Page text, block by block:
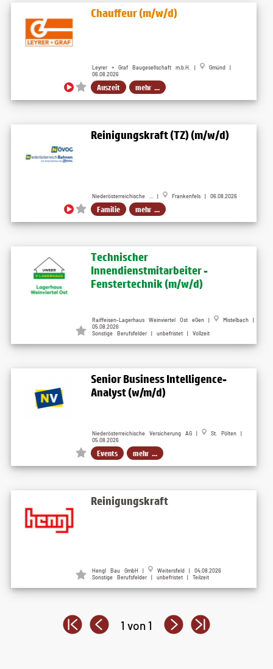
Chauffeur (m/w/d)
Leyrer + Graf Baugesellschaft m.b.H. |
Gmünd |
06.08.2026
Auszeit mehr ...
Reinigungskraft (TZ) (m/w/d)
Niederösterreichische ... | Frankenfels | 06.08.2026
Familie mehr ...
Technischer
Innendienstmitarbeiter -
Fenstertechnik (m/w/d)
Raiffeisen-Lagerhaus Weinviertel Ost eGen |
Mistelbach |
05.08.2026
Sonstige Berufsfelder | unbefristet | Vollzeit
Senior Business Intelligence-
Analyst (w/m/d)
Niederösterreichische Versicherung AG |
St. Pölten |
05.08.2026
Events mehr ...
Reinigungskraft
Hengl Bau GmbH |
Weitersfeld | 04.08.2026
Sonstige Berufsfelder | unbefristet | Teilzeit
1 von 1